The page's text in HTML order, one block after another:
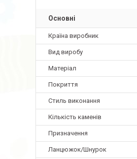
Основні
Країна виробник
Вид виробу
Матеріал
Покриття
Стиль виконання
Кількість каменів
Призначення
Ланцюжок/Шнурок